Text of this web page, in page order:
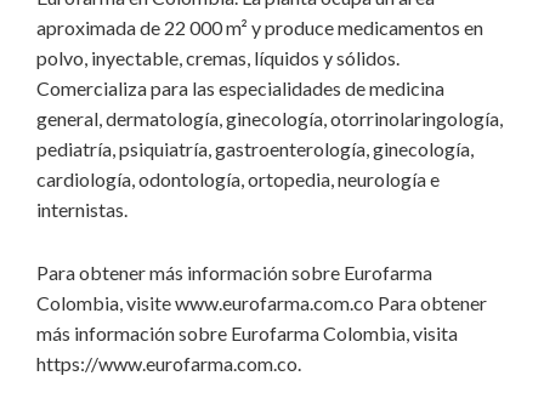
aproximada de 22 000 m² y produce medicamentos en
polvo, inyectable, cremas, líquidos y sólidos.
Comercializa para las especialidades de medicina
general, dermatología, ginecología, otorrinolaringología,
pediatría, psiquiatría, gastroenterología, ginecología,
cardiología, odontología, ortopedia, neurología e
internistas.
Para obtener más información sobre Eurofarma
Colombia, visite www.eurofarma.com.co Para obtener
más información sobre Eurofarma Colombia, visita
https://www.eurofarma.com.co.